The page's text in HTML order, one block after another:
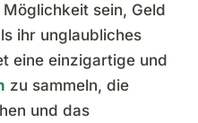
sein, Geld
ihr unglaubliches
eine einzigartige und
zu sammeln, die
und das